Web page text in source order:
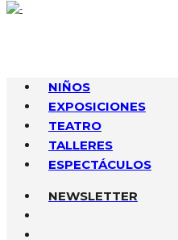
NIÑOS
EXPOSICIONES
TEATRO
TALLERES
ESPECTÁCULOS
NEWSLETTER